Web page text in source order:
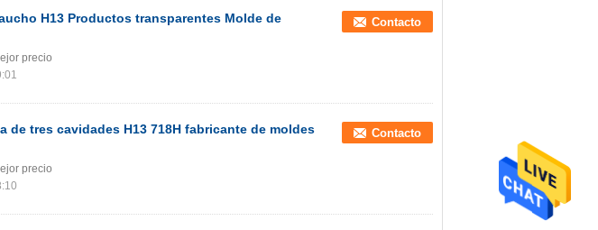
H13 Productos transparentes Molde de
Contacto
precio
de tres cavidades H13 718H fabricante de moldes
Contacto
precio